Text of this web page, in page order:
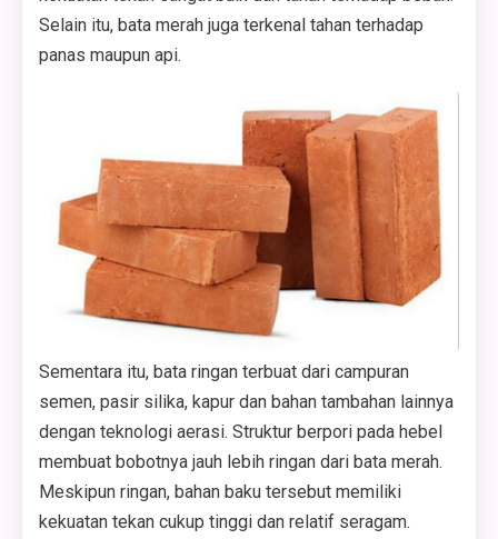
Selain itu, bata merah juga terkenal tahan terhadap
panas maupun api.
Sementara itu, bata ringan terbuat dari campuran
semen, pasir silika, kapur dan bahan tambahan lainnya
dengan teknologi aerasi. Struktur berpori pada hebel
membuat bobotnya jauh lebih ringan dari bata merah.
Meskipun ringan, bahan baku tersebut memiliki
kekuatan tekan cukup tinggi dan relatif seragam.